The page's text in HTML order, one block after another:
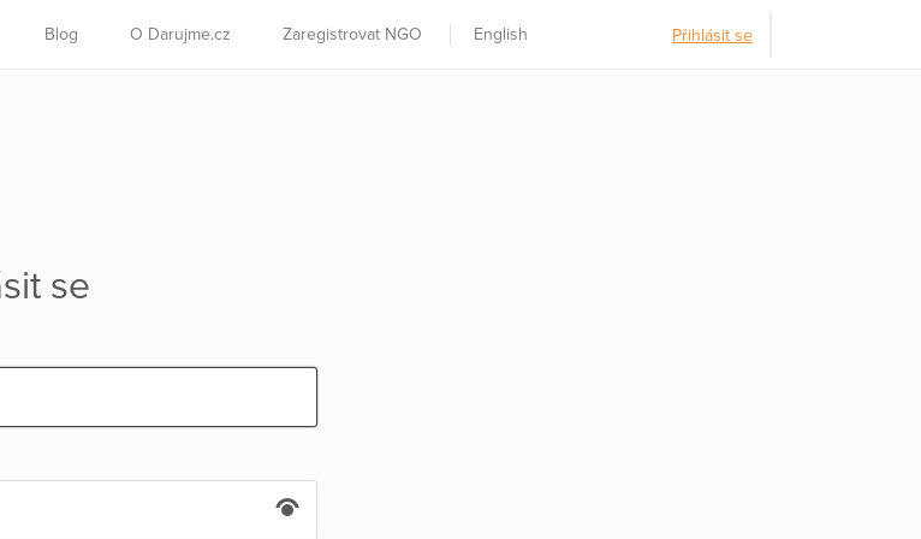
Blog O Darujme.cz Zaregistrovat NGO English Přihlásit se
se